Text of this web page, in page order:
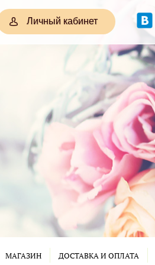
Личный кабинет
МАГАЗИН ДОСТАВКА И ОПЛАТА